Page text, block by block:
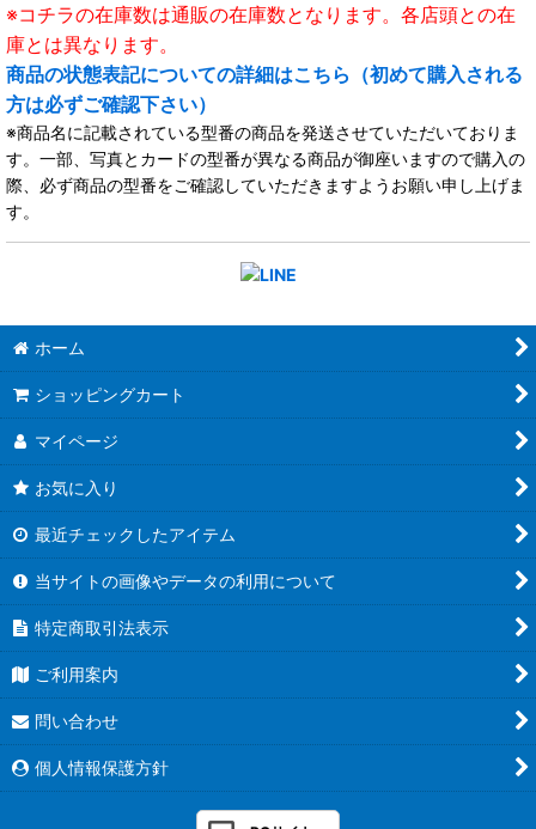
※コチラの在庫数は通販の在庫数となります。各店頭との在
庫とは異なります。
商品の状態表記についての詳細はこちら（初めて購入される
方は必ずご確認下さい）
※商品名に記載されている型番の商品を発送させていただいておりま
す。一部、写真とカードの型番が異なる商品が御座いますので購入の
際、必ず商品の型番をご確認していただきますようお願い申し上げま
す。
ホーム
ショッピングカート
マイページ
お気に入り
最近チェックしたアイテム
当サイトの画像やデータの利用について
特定商取引法表示
ご利用案内
問い合わせ
個人情報保護方針